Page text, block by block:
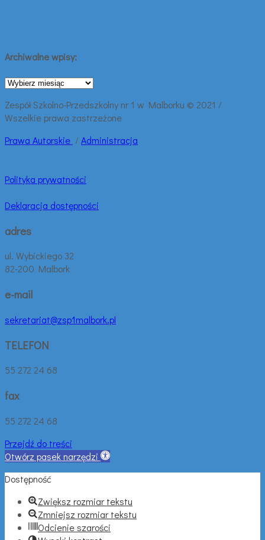
Archiwalne wpisy:
Archiwalne
Zespół Szkolno-Przedszkolny nr 1 w Malborku © 2021 /
Wszelkie prawa zastrzeżone
Prawa Autorskie /Administracja
Polityka prywatności
Deklaracja dostępności
adres
ul. Wybickiego 32
82-200 Malbork
e-mail
sekretariat@zsp1malbork.pl
TELEFON
55 272 24 68
fax
55 272 24 68
Przejdź do treści
Otwórz pasek narzędzi
Dostępność
Zwiększ rozmiar tekstu
Zmniejsz rozmiar tekstu
Odcienie szarości